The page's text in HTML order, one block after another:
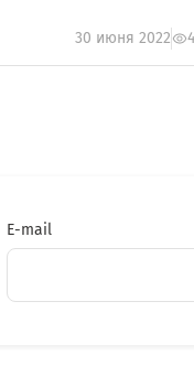
30 июня 2022
E-mail